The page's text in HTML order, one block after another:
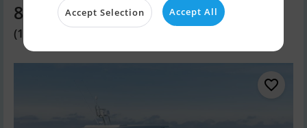
8.174.300 DKK
(1.095.000 EUR)
Accept Selection Accept All